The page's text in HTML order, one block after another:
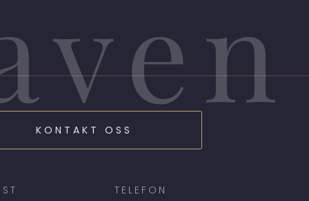
KONTAKT OSS
TELEFON